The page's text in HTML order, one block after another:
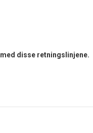
disse retningslinjene.